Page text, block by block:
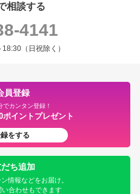
相談する
4141
（日祝除く）
員登録
でカンタン登録！
イントプレゼント
をする
ち追加
情報などをお届け。
合わせもできます